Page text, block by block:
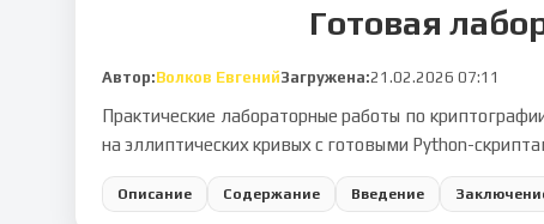
Готовая
Автор:Волков ЕвгенийЗагружена:21.02.2026 07:11
Практические лабораторные работы по
на эллиптических кривых с готовыми Python-
Описание Содержание Введение